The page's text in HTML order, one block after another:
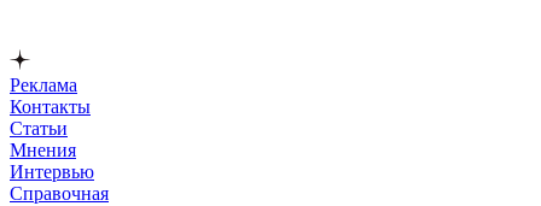
Реклама
Контакты
Статьи
Мнения
Интервью
Справочная